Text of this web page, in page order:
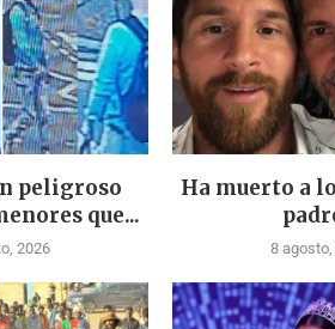
peligroso
que...
2026
Ha muerto a
8